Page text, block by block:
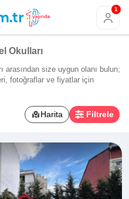
1
Okulları
size uygun olanı bulun;
fotoğraflar ve fiyatlar için
Harita Filtrele